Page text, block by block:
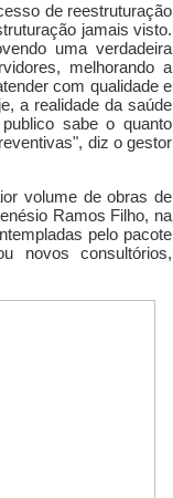
de reestruturação
jamais visto.
uma verdadeira
melhorando a
com qualidade e
a realidade da saúde
sabe o quanto
diz o gestor
volume de obras de
Ramos Filho, na
pelo pacote
novos consultórios,